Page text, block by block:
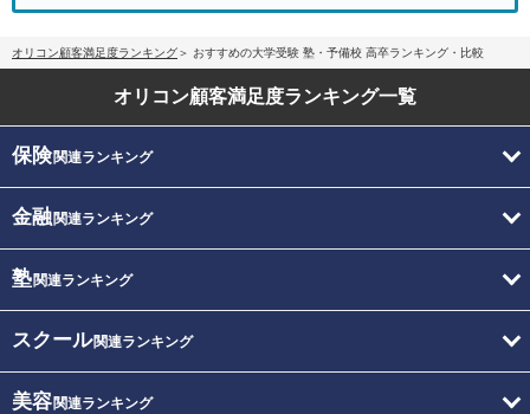
オリコン顧客満足度ランキング おすすめの大学受験 塾・予備校 高卒ランキング・比較
オリコン顧客満足度ランキング一覧
保険関連ランキング
金融関連ランキング
塾関連ランキング
スクール関連ランキング
美容関連ランキング